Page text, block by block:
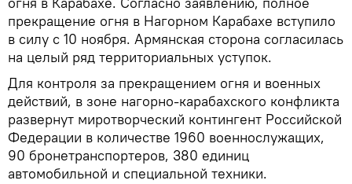
прекращение огня в Нагорном Карабахе вступило
в силу с 10 ноября. Армянская сторона согласилась
на целый ряд территориальных уступок.
Для контроля за прекращением огня и военных
действий, в зоне нагорно-карабахского конфликта
развернут миротворческий контингент Российской
Федерации в количестве 1960 военнослужащих,
90 бронетранспортеров, 380 единиц
автомобильной и специальной техники.